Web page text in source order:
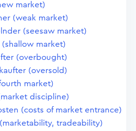
market)
(weak market)
(seesaw market)
market)
(overbought)
(oversold)
market)
discipline)
(costs of market entrance)
tradeability)